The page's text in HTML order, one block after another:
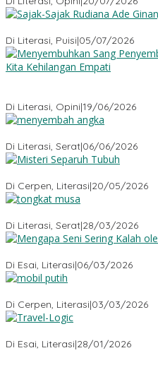
Di Literasi, Puisi|05/07/2026
Di Literasi, Opini|19/06/2026
Di Literasi, Serat|06/06/2026
Di Cerpen, Literasi|20/05/2026
Di Literasi, Serat|28/03/2026
Di Esai, Literasi|06/03/2026
Di Cerpen, Literasi|03/03/2026
Di Esai, Literasi|28/01/2026